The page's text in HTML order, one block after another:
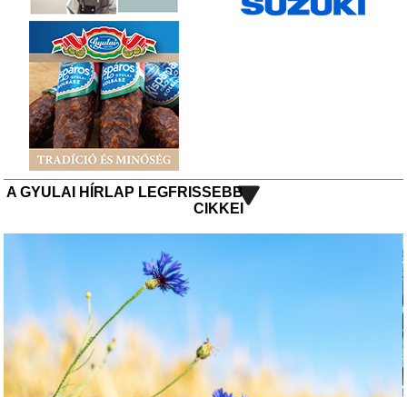
A GYULAI HÍRLAP LEGFRISSEBB
CIKKEI